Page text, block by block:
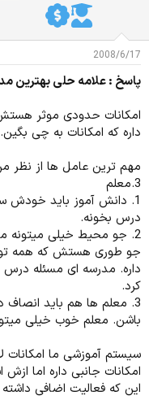
2008/6/17
پاسخ : علامه حلی بهترین
امکانات حدودی موثر
داره که امکانات به چی بگین.
3.معلم
1. دانش آموز باید خودش
درس بخونه.
2. جو محیط خیلی میتونه
جو طوری هستش که همه
داره. مدرسه ای مسئله
کرد.
3. معلم ها هم باید
باشن. معلم خوب خیلی
سیستم آموزشی ما امکانات
امکانات جانبی داره اما
این که فعالیت اضافی